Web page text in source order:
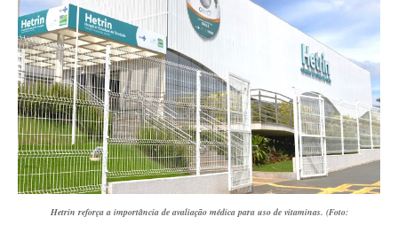
Hetrin reforça a importância de avaliação médica para uso de vitaminas. (Foto: